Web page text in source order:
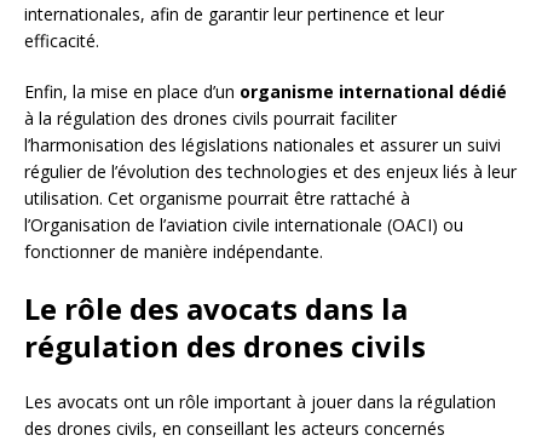
internationales, afin de garantir leur pertinence et leur
efficacité.
Enfin, la mise en place d’un organisme international dédié
à la régulation des drones civils pourrait faciliter
l’harmonisation des législations nationales et assurer un suivi
régulier de l’évolution des technologies et des enjeux liés à leur
utilisation. Cet organisme pourrait être rattaché à
l’Organisation de l’aviation civile internationale (OACI) ou
fonctionner de manière indépendante.
Le rôle des avocats dans la
régulation des drones civils
Les avocats ont un rôle important à jouer dans la régulation
des drones civils, en conseillant les acteurs concernés